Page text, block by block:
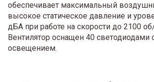
обеспечивает максимальный
высокое статическое давление и
дБА при работе на скорости до 2100
Вентилятор оснащен 40
освещением.